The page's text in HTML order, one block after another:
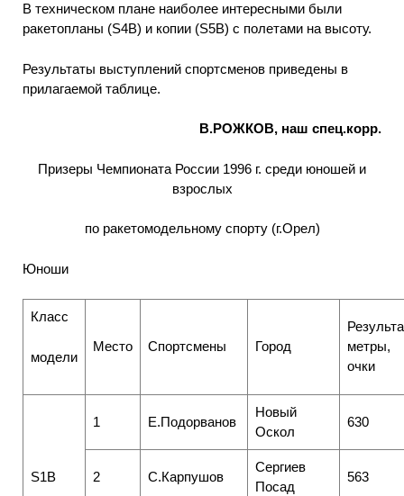
В техническом плане наиболее интересными были
ракетопланы (S4B) и копии (S5B) с полетами на высоту.
Результаты выступлений спортсменов приведены в
прилагаемой таблице.
В.РОЖКОВ, наш спец.корр.
Призеры Чемпионата России 1996 г. среди юношей и
взрослых
по ракетомодельному спорту (г.Орел)
Юноши
Класс
модели
Место Спортсмены Город
метры,
очки
S1B
1 Е.Подорванов
Новый
Оскол
630
2 С.Карпушов
Сергиев
Посад
563